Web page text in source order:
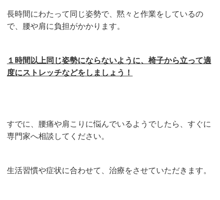
長時間にわたって同じ姿勢で、黙々と作業をしているの
で、腰や肩に負担がかかります。
１時間以上同じ姿勢にならないように、椅子から立って適
度にストレッチなどをしましょう！
すでに、腰痛や肩こりに悩んでいるようでしたら、すぐに
専門家へ相談してください。
生活習慣や症状に合わせて、治療をさせていただきます。